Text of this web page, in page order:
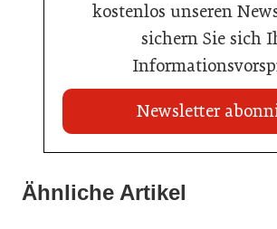
kostenlos unseren
sichern Sie sich
Newsletter
Ähnliche Artikel
Land Steiermark startet